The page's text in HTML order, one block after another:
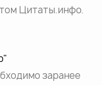
Цитаты.инфо.
заранее